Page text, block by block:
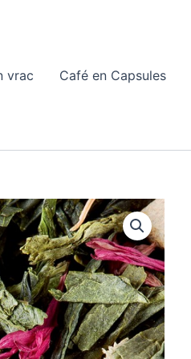
vrac Café en Capsules